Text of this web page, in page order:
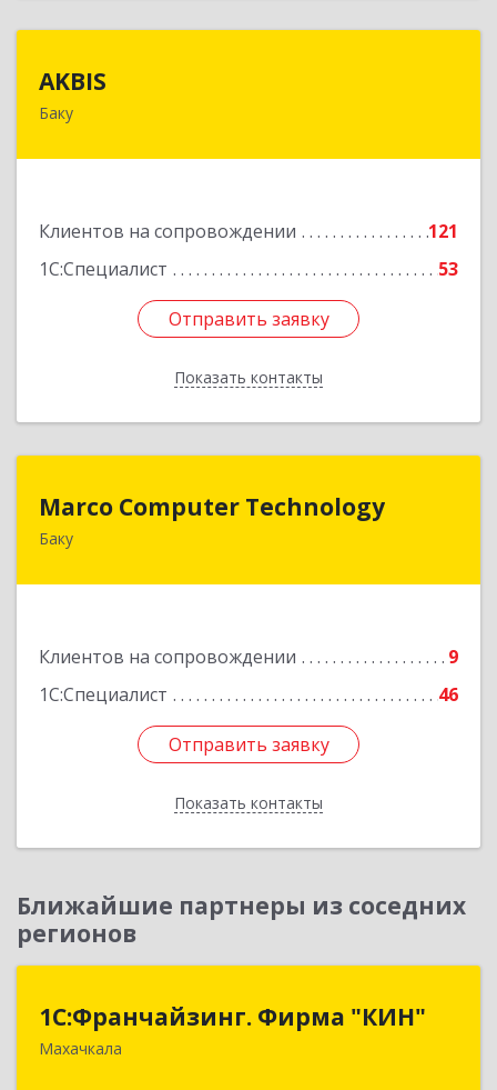
AKBIS
Баку
Клиентов на сопровождении
121
1С:Специалист
53
Отправить заявку
Показать контакты
AZ1007, Азербайджан, г. Баку, ул. Ак. Мирали
Отправить заявку
Назад
Marco Computer Technology
Баку
Клиентов на сопровождении
9
1С:Специалист
46
Отправить заявку
Показать контакты
370010, Баку, Азербайджан, ул.Низами, 125/26
Отправить заявку
Назад
Ближайшие партнеры из соседних
регионов
1С:Франчайзинг. Фирма "КИН"
Махачкала
1С:Франчайзинг. Фирма "КИН"
367030, Дагестан Респ, Махачкала г, И.Казака